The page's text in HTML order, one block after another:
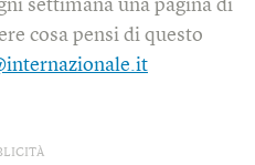
settimana una pagina di
cosa pensi di questo